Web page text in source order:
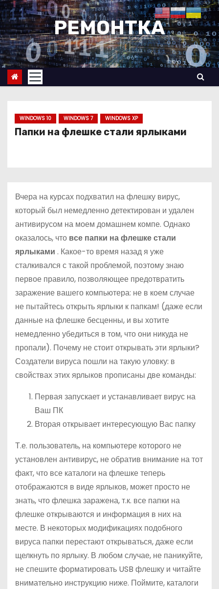
П
е
р
е
й
и
РЕМОНТКА
WINDOWS 10 WINDOWS 7 WINDOWS XP
Папки на флешке стали ярлыками
Вчера на курсах подхватил на флешку вирус,
который был немедленно детектирован и удален
антивирусом на моем домашнем компе. Однако
оказалось, что все папки на флешке стали
ярлыками . Какое-то время назад я уже
сталкивался с такой проблемой, поэтому знаю
первое правило, позволяющее предотвратить
заражение вашего компьютера: не в коем случае
не пытайтесь открыть ярлыки к папкам! (даже если
данные на флешке бесценны, и вы хотите
немедленно убедиться в том, что они никуда не
пропали). Почему не стоит открывать эти ярлыки?
Создатели вируса пошли на такую уловку: в
свойствах этих ярлыков прописаны две команды:
Первая запускает и устанавливает вирус на
Ваш ПК
Вторая открывает интересующую Вас папку
Т.е. пользователь, на компьютере которого не
установлен антивирус, не обратив внимание на тот
факт, что все каталоги на флешке теперь
отображаются в виде ярлыков, может просто не
знать, что флешка заражена, т.к. все папки на
флешке открываются и информация в них на
месте. В некоторых модификациях подобного
вируса папки перестают открываться, даже если
щелкнуть по ярлыку. В любом случае, не паникуйте,
не спешите форматировать USB флешку и читайте
внимательно инструкцию ниже. Поймите, каталоги